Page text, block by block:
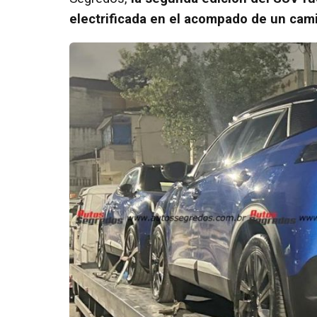
electrificada en el acompado de un